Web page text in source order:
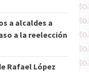
a alcaldes a
a la reelección
Rafael López